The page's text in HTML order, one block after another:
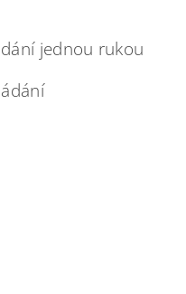
jednou rukou